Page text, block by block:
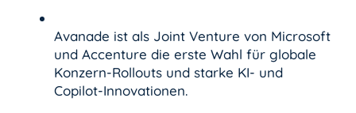
Avanade ist als Joint Venture von Microsoft
und Accenture die erste Wahl für globale
Konzern-Rollouts und starke KI- und
Copilot-Innovationen.